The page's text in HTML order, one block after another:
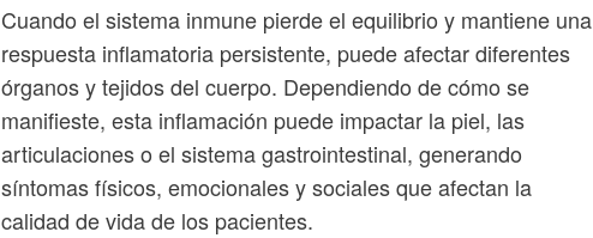
Cuando el sistema inmune pierde el equilibrio y mantiene una
respuesta inflamatoria persistente, puede afectar diferentes
órganos y tejidos del cuerpo. Dependiendo de cómo se
manifieste, esta inflamación puede impactar la piel, las
articulaciones o el sistema gastrointestinal, generando
síntomas físicos, emocionales y sociales que afectan la
calidad de vida de los pacientes.